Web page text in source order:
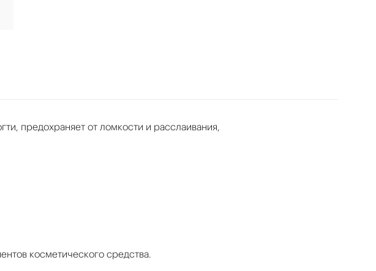
предохраняет от ломкости и расслаивания,
косметического средства.